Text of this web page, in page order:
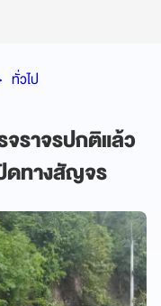
ทั่วไป
ราจรปกติแล้ว
ดทางสัญจร